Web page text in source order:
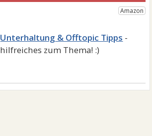
Unterhaltung & Offtopic Tipps